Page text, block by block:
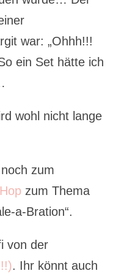
war: „Ohhh!!!
ein Set hätte ich
wohl nicht lange
zum
zum Thema
a-Bration“.
von der
. Ihr könnt auch